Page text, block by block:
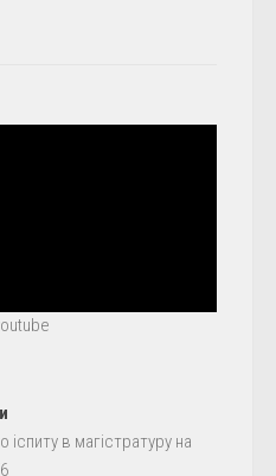
іспиту в магістратуру на